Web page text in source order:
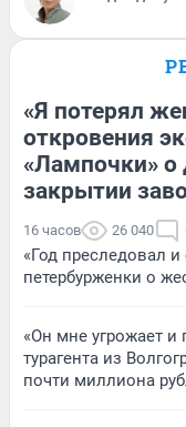
«Я потерял
откровения
«Лампочки» о
закрытии
16 часов 26 040
«Год преследовал
петербурженки о
«Он мне угрожает и
турагента из
почти миллиона